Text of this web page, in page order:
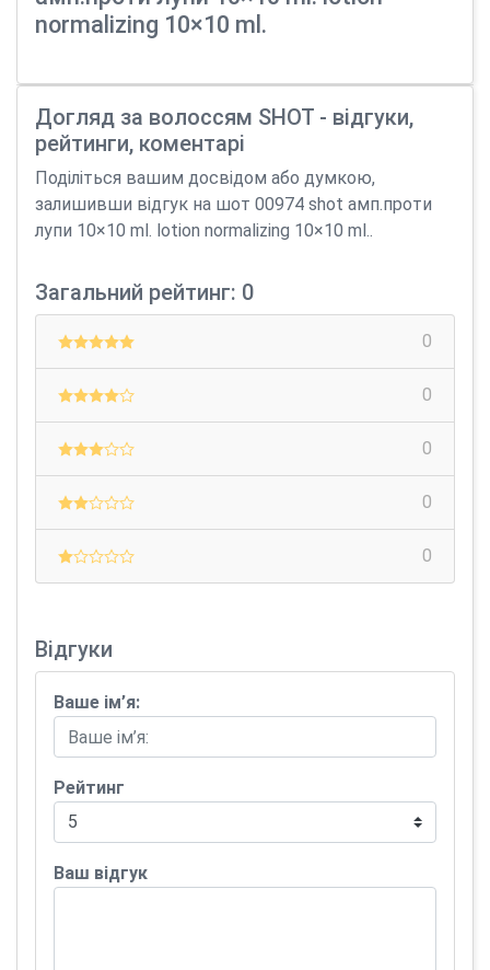
normalizing 10×10 ml.
Догляд за волоссям SHOT - відгуки,
рейтинги, коментарі
Поділіться вашим досвідом або думкою,
залишивши відгук на шот 00974 shot амп.проти
лупи 10×10 ml. lotion normalizing 10×10 ml..
Загальний рейтинг: 0
0
0
0
0
0
Відгуки
Ваше ім’я:
Рейтинг
Ваш відгук